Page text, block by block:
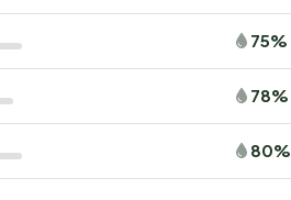
75%
78%
80%